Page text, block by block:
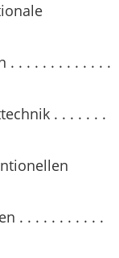
. . . . . . . . . . . . .
. . . . . . .
. . . . . . . . . . .